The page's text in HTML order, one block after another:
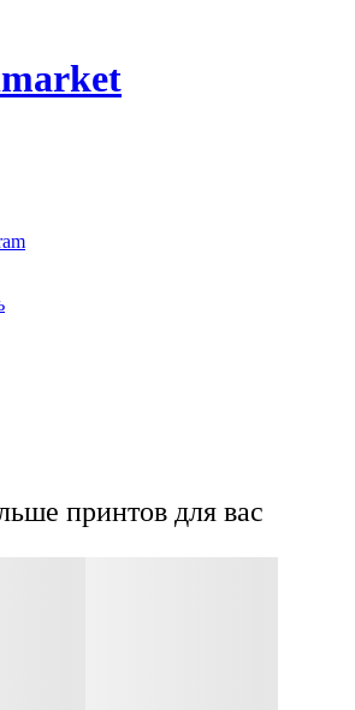
принтов для вас